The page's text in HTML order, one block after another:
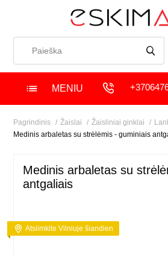
MENIU
Pagrindinis Žaislai Žaisliniai ginklai
Medinis arbaletas su strėlėmis - guminiais
Medinis arbaletas su
antgaliais
Atsiimkite Vilniuje šiandien